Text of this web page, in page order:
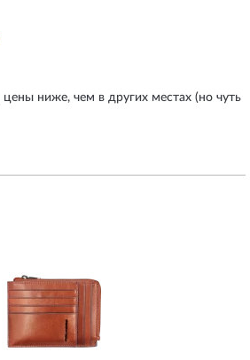
цены ниже, чем в других местах (но чуть